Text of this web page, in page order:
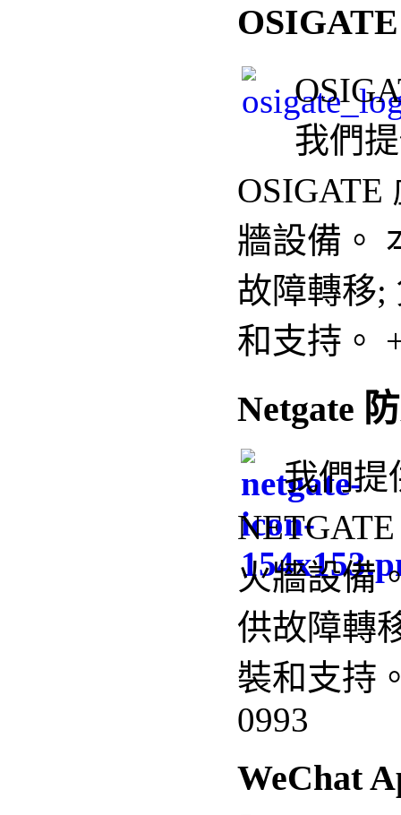
我們
OSIGATE
牆設備 。
故障轉移
和支持。
Netgate
我們提
火牆設備
供故障轉
裝和支持
0993
WeChat